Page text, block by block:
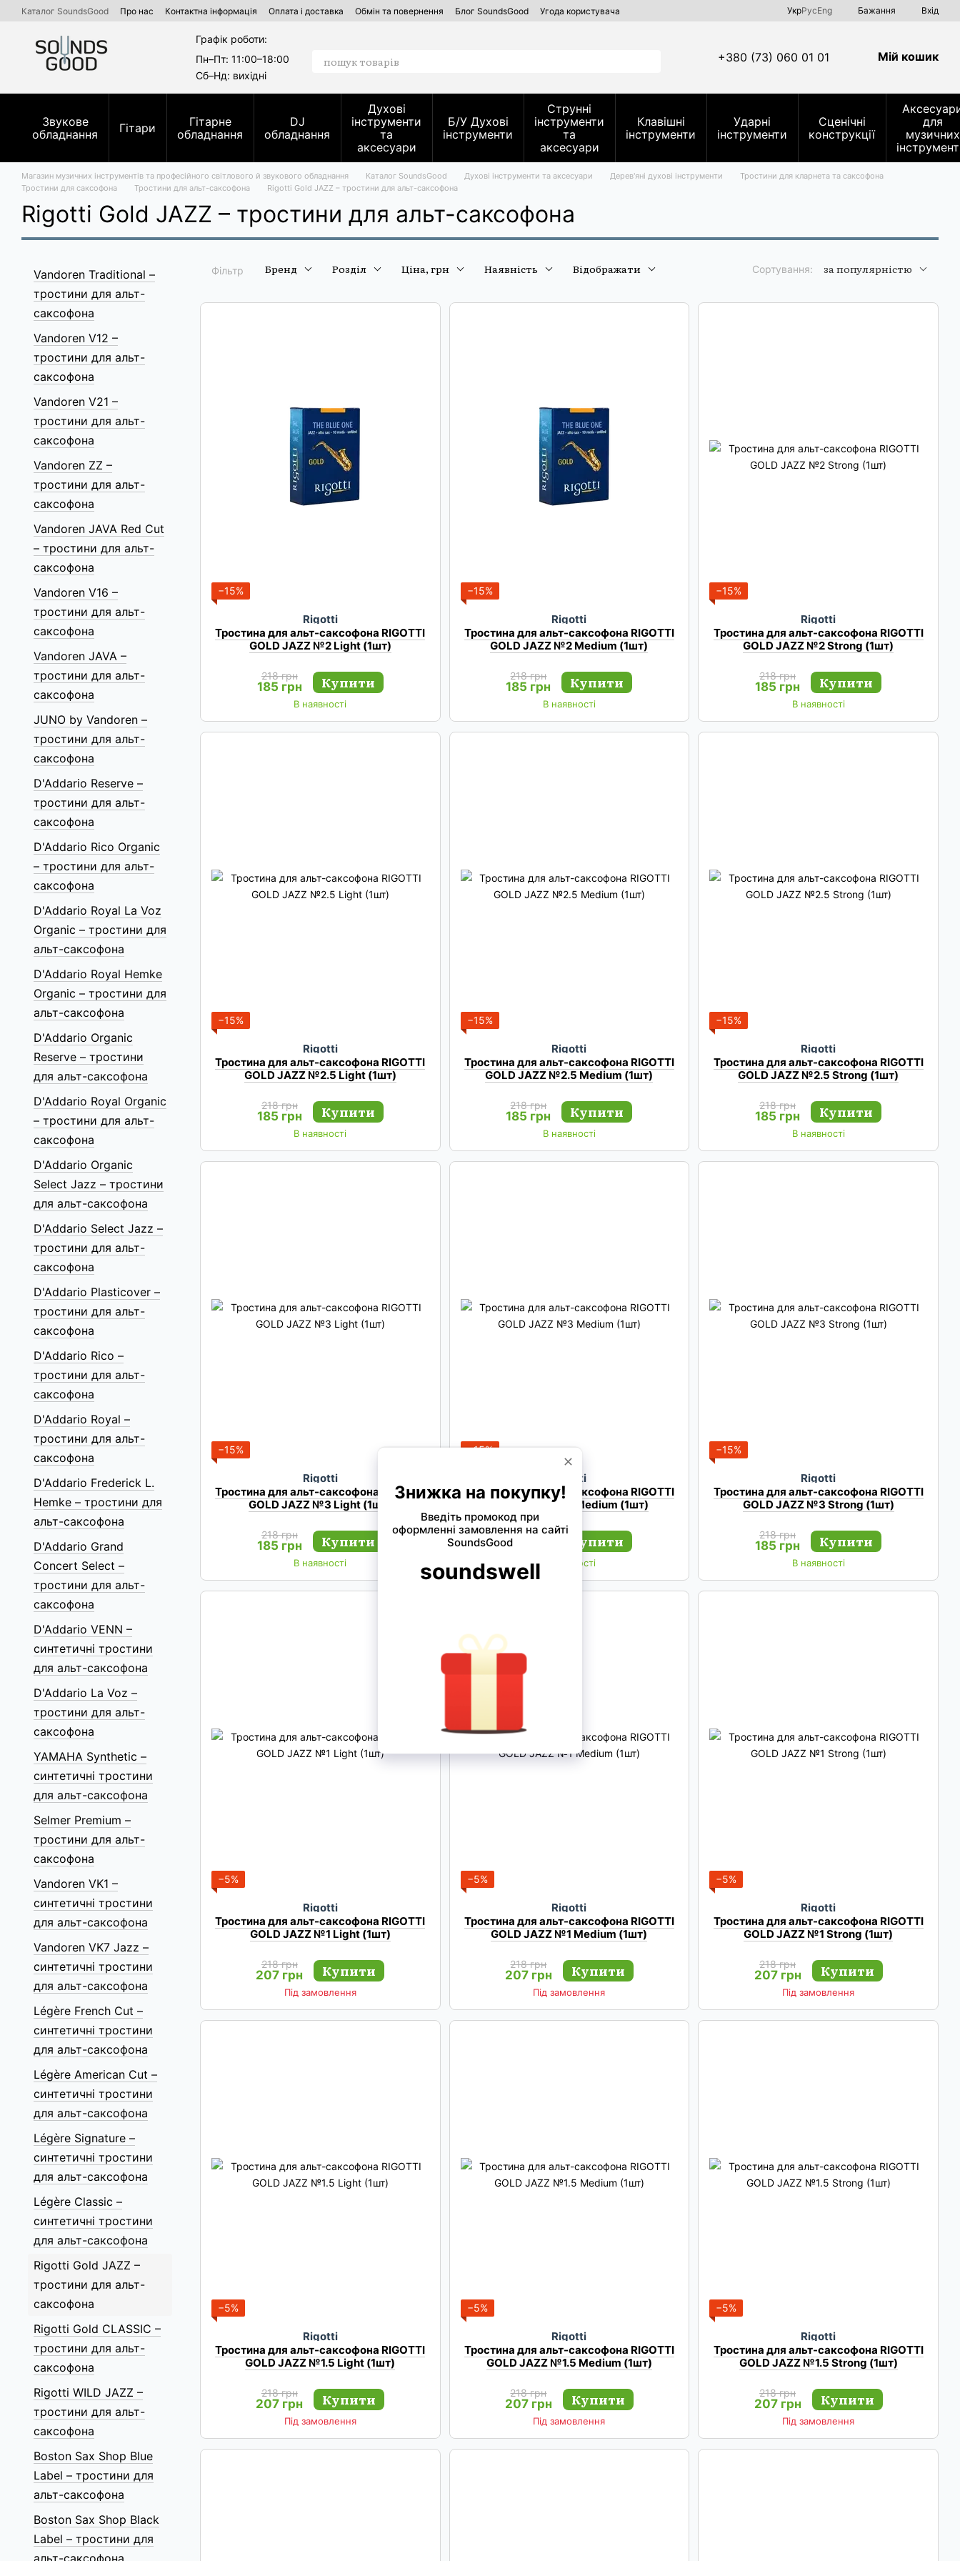
Перейти до основного вмісту
Каталог SoundsGood Про нас Контактна інформація Оплата і доставка Обмін та повернення Блог SoundsGood
Угода користувача
УкрРусEng Бажання Вхід
Графік роботи:
Пн–Пт: 11:00–18:00
Сб–Нд: вихідні
+380 (73) 060 01 01 Мій кошик
Звукове
обладнання
Гітари
Гітарне
обладнання
DJ
обладнання
Духові
інструменти
та
аксесуари
Б/У Духові
інструменти
Струнні
інструменти
та
аксесуари
Клавішні
інструменти
Ударні
інструменти
Сценічні
конструкції
для
музичних
Магазин музичних інструментів та професійного світлового й звукового обладнання Каталог SoundsGood Духові інструменти та аксесуари Дерев'яні духові інструменти
Тростини для кларнета та саксофона
Тростини для саксофона
Тростини для альт-саксофона Rigotti Gold JAZZ – тростини для альт-саксофона
Rigotti Gold JAZZ – тростини для альт-саксофона
Фільтр Бренд Розділ Ціна, грн Наявність Відображати Сортування: за популярністю
−15%
Rigotti
Тростина для альт-саксофона RIGOTTI
GOLD JAZZ №2 Light (1шт)
218 грн
185 грн Купити
В наявності
−15%
Rigotti
Тростина для альт-саксофона RIGOTTI
GOLD JAZZ №2 Medium (1шт)
218 грн
185 грн Купити
В наявності
−15%
Rigotti
Тростина для альт-саксофона RIGOTTI
GOLD JAZZ №2 Strong (1шт)
218 грн
185 грн Купити
В наявності
−15%
Rigotti
Тростина для альт-саксофона RIGOTTI
GOLD JAZZ №2.5 Light (1шт)
218 грн
185 грн Купити
В наявності
−15%
Rigotti
Тростина для альт-саксофона RIGOTTI
GOLD JAZZ №2.5 Medium (1шт)
218 грн
185 грн Купити
В наявності
−15%
Rigotti
Тростина для альт-саксофона RIGOTTI
GOLD JAZZ №2.5 Strong (1шт)
218 грн
185 грн Купити
В наявності
−15%
Rigotti
Тростина для альт-саксофона RIGOTTI
GOLD JAZZ №3 Light (1шт)
218 грн
185 грн Купити
В наявності
−15%
Rigotti
Тростина для альт-саксофона RIGOTTI
GOLD JAZZ №3 Medium (1шт)
218 грн
185 грн Купити
В наявності
−15%
Rigotti
Тростина для альт-саксофона RIGOTTI
GOLD JAZZ №3 Strong (1шт)
218 грн
185 грн Купити
В наявності
−5%
Rigotti
Тростина для альт-саксофона RIGOTTI
GOLD JAZZ №1 Light (1шт)
218 грн
207 грн Купити
Під замовлення
−5%
Rigotti
Тростина для альт-саксофона RIGOTTI
GOLD JAZZ №1 Medium (1шт)
218 грн
207 грн Купити
Під замовлення
−5%
Rigotti
Тростина для альт-саксофона RIGOTTI
GOLD JAZZ №1 Strong (1шт)
218 грн
207 грн Купити
Під замовлення
−5%
Rigotti
Тростина для альт-саксофона RIGOTTI
GOLD JAZZ №1.5 Light (1шт)
218 грн
207 грн Купити
Під замовлення
−5%
Rigotti
Тростина для альт-саксофона RIGOTTI
GOLD JAZZ №1.5 Medium (1шт)
218 грн
207 грн Купити
Під замовлення
−5%
Rigotti
Тростина для альт-саксофона RIGOTTI
GOLD JAZZ №1.5 Strong (1шт)
218 грн
207 грн Купити
Під замовлення
Vandoren Traditional –
тростини для альт-
саксофона
Vandoren V12 –
тростини для альт-
саксофона
Vandoren V21 –
тростини для альт-
саксофона
Vandoren ZZ –
тростини для альт-
саксофона
Vandoren JAVA Red Cut
– тростини для альт-
саксофона
Vandoren V16 –
тростини для альт-
саксофона
Vandoren JAVA –
тростини для альт-
саксофона
JUNO by Vandoren –
тростини для альт-
саксофона
D'Addario Reserve –
тростини для альт-
саксофона
D'Addario Rico Organic
– тростини для альт-
саксофона
D'Addario Royal La Voz
Organic – тростини для
альт-саксофона
D'Addario Royal Hemke
Organic – тростини для
альт-саксофона
D'Addario Organic
Reserve – тростини
для альт-саксофона
D'Addario Royal Organic
– тростини для альт-
саксофона
D'Addario Organic
Select Jazz – тростини
для альт-саксофона
D'Addario Select Jazz –
тростини для альт-
саксофона
D'Addario Plasticover –
тростини для альт-
саксофона
D'Addario Rico –
тростини для альт-
саксофона
D'Addario Royal –
тростини для альт-
саксофона
D'Addario Frederick L.
Hemke – тростини для
альт-саксофона
D'Addario Grand
Concert Select –
тростини для альт-
саксофона
D'Addario VENN –
синтетичні тростини
для альт-саксофона
D'Addario La Voz –
тростини для альт-
саксофона
YAMAHA Synthetic –
синтетичні тростини
для альт-саксофона
Selmer Premium –
тростини для альт-
саксофона
Vandoren VK1 –
синтетичні тростини
для альт-саксофона
Vandoren VK7 Jazz –
синтетичні тростини
для альт-саксофона
Légère French Cut –
синтетичні тростини
для альт-саксофона
Légère American Cut –
синтетичні тростини
для альт-саксофона
Légère Signature –
синтетичні тростини
для альт-саксофона
Légère Classic –
синтетичні тростини
для альт-саксофона
Rigotti Gold JAZZ –
тростини для альт-
саксофона
Rigotti Gold CLASSIC –
тростини для альт-
саксофона
Rigotti WILD JAZZ –
тростини для альт-
саксофона
Boston Sax Shop Blue
Label – тростини для
альт-саксофона
Boston Sax Shop Black
Label – тростини для
альт-саксофона